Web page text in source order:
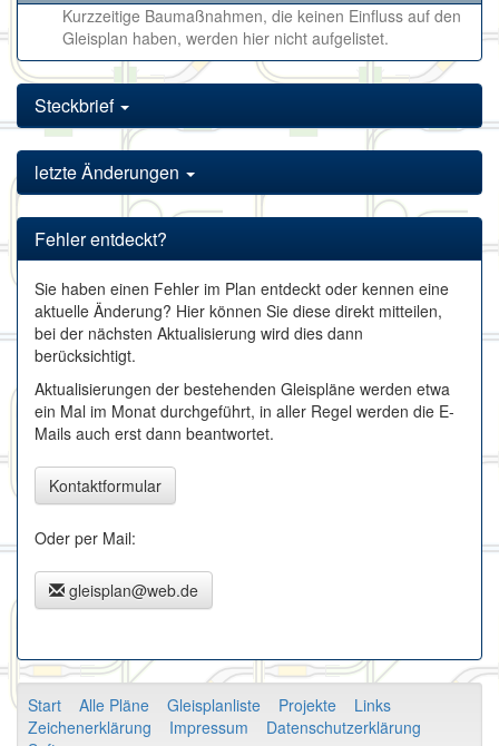
Kurzzeitige Baumaßnahmen, die keinen Einfluss auf den
Gleisplan haben, werden hier nicht aufgelistet.
Steckbrief
letzte Änderungen
Fehler entdeckt?
Sie haben einen Fehler im Plan entdeckt oder kennen eine
aktuelle Änderung? Hier können Sie diese direkt mitteilen,
bei der nächsten Aktualisierung wird dies dann
berücksichtigt.
Aktualisierungen der bestehenden Gleispläne werden etwa
ein Mal im Monat durchgeführt, in aller Regel werden die E-
Mails auch erst dann beantwortet.
Kontaktformular
Oder per Mail:
gleisplan@web.de
Start Alle Pläne Gleisplanliste Projekte
Links
Zeichenerklärung
Impressum
Datenschutzerklärung